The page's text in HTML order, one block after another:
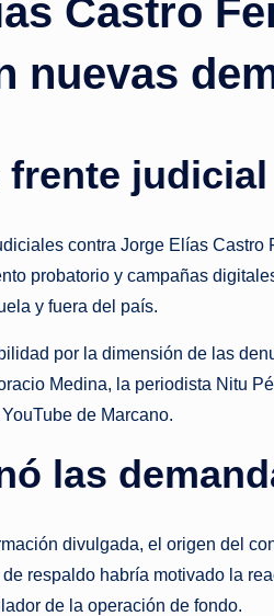
Castro
nuevas
frente judicial
contra Jorge Elías
probatorio y campañas
y fuera del país.
por la dimensión de las
Medina, la periodista Nitu
de Marcano.
las
divulgada, el origen del
respaldo habría motivado la
de la operación de fondo.